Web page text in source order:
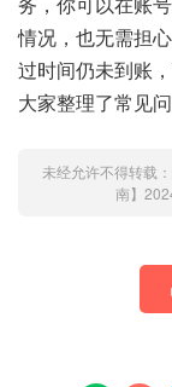
情况，也无需担
过时间仍未到账
大家整理了常见
未经允许不得转载：
南】